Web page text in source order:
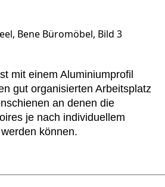
(GB)
mit einem Aluminiumprofil
gut organisierten Arbeitsplatz
an denen die
je nach individuellem
können.